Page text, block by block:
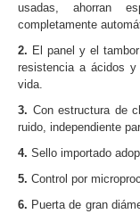
usadas, ahorran
completamente
2. El panel y el
resistencia a ácidos y
vida.
3. Con estructura de
ruido, independiente
4. Sello importado
5. Control por
6. Puerta de gran